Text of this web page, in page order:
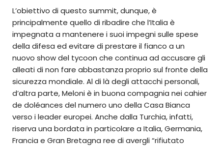
L’obiettivo di questo summit, dunque, è
principalmente quello di ribadire che l’Italia è
impegnata a mantenere i suoi impegni sulle spese
della difesa ed evitare di prestare il fianco a un
nuovo show del tycoon che continua ad accusare gli
alleati di non fare abbastanza proprio sul fronte della
sicurezza mondiale. Al di là degli attacchi personali,
d’altra parte, Meloni è in buona compagnia nei cahier
de doléances del numero uno della Casa Bianca
verso i leader europei. Anche dalla Turchia, infatti,
riserva una bordata in particolare a Italia, Germania,
Francia e Gran Bretagna ree di avergli “rifiutato